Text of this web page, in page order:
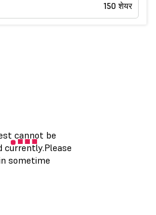
150 शेयर